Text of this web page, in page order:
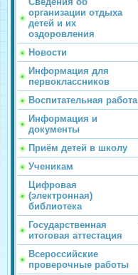
организации отдыха
детей и их
оздоровления
Новости
Информация для
первоклассников
Воспитательная работа
Информация и
документы
Приём детей в школу
Ученикам
Цифровая
(электронная)
библиотека
Государственная
итоговая аттестация
Всероссийские
проверочные работы